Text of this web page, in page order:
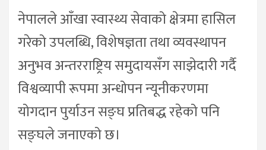
नेपालले आँखा स्वास्थ्य सेवाको क्षेत्रमा हासिल
गरेको उपलब्धि, विशेषज्ञता तथा व्यवस्थापन
अनुभव अन्तरराष्ट्रिय समुदायसँग साझेदारी गर्दै
विश्वव्यापी रूपमा अन्धोपन न्यूनीकरणमा
योगदान पुर्याउन सङ्घ प्रतिबद्ध रहेको पनि
सङ्घले जनाएको छ।